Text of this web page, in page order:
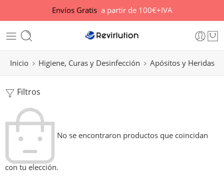
Envíos Gratisa partir de 100€+IVA
Inicio Higiene, Curas y Desinfección Apósitos y Heridas
Filtros
No se encontraron productos que coincidan
con tu elección.